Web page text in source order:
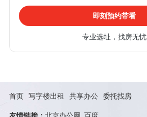
即刻预约带看
专业选址，找房无忧
首页 写字楼出租 共享办公 委托找房